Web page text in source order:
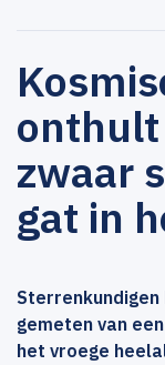
zwaar
gat in
gemeten van
het vroege